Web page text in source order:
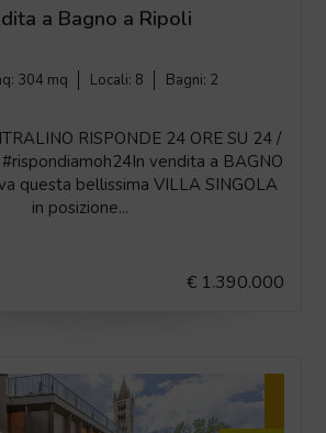
a Bagno a Ripoli
304 mq Locali: 8 Bagni: 2
RISPONDE 24 ORE SU 24 /
vendita a BAGNO
questa bellissima VILLA SINGOLA
in posizione...
€ 1.390.000